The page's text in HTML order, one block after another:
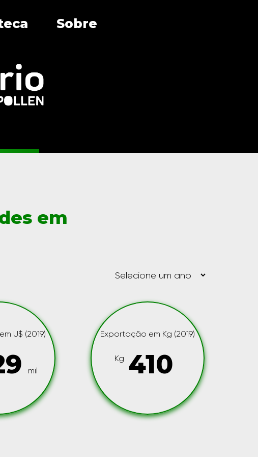
Sobre
em
U$ (2019)
mil
Exportação em Kg (2019)
Kg 410